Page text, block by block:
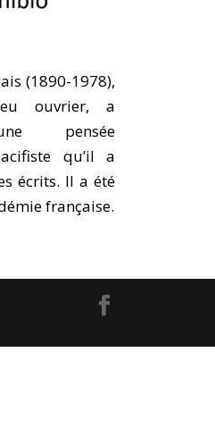
(1890-1978),
ouvrier, a
pensée
qu’il a
écrits. Il a été
française.